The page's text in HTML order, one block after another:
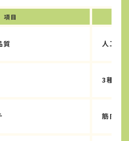
項目
質 人工香
3種類
筋肉を